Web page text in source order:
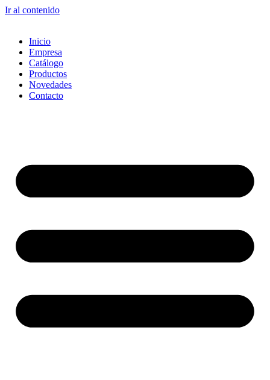
Ir al contenido
Inicio
Empresa
Catálogo
Productos
Novedades
Contacto